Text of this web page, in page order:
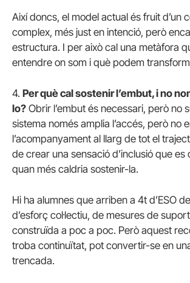
Així doncs, el model actual és fruit d’un
complex, més just en intenció, però
estructura. I per això cal una metàfora
entendre on som i què podem
4. Per què cal sostenir l’embut, i no
lo? Obrir l’embut és necessari, però no
sistema només amplia l’accés, però no
l’acompanyament al llarg de tot el
de crear una sensació d’inclusió que es
quan més caldria sostenir-la.
Hi ha alumnes que arriben a 4t d’ESO
d’esforç col·lectiu, de mesures de
construïda a poc a poc. Però aquest
troba continuïtat, pot convertir-se en
trencada.